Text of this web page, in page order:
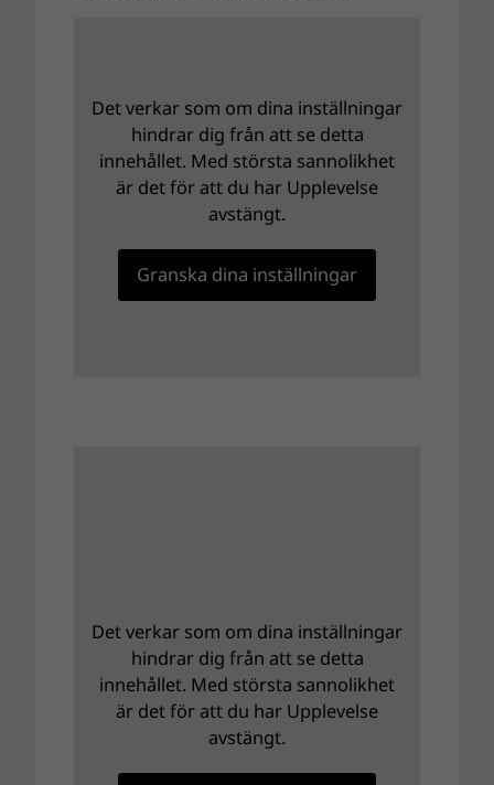
Det verkar som om dina inställningar
hindrar dig från att se detta
innehållet. Med största sannolikhet
är det för att du har Upplevelse
avstängt.
Granska dina inställningar
Det verkar som om dina inställningar
hindrar dig från att se detta
innehållet. Med största sannolikhet
är det för att du har Upplevelse
avstängt.